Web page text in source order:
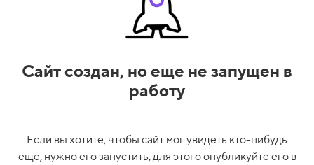
Сайт создан, но еще не запущен в
работу
Если вы хотите, чтобы сайт мог увидеть кто-нибудь
еще, нужно его запустить, для этого опубликуйте его в